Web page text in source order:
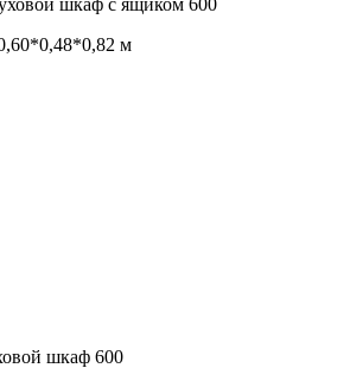
м
шкаф 600